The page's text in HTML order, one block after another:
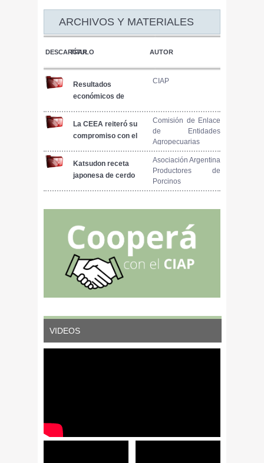
ARCHIVOS Y MATERIALES
DESCARGAR
TÍTULO AUTOR
Resultados
económicos de
productivos
porcinos. Informe Nº
CIAP
La CEEA reiteró su
compromiso con el
Comisión de Enlace
de Entidades
Agropecuarias
Katsudon receta
japonesa de cerdo
Asociación Argentina
Productores de
Porcinos
VIDEOS